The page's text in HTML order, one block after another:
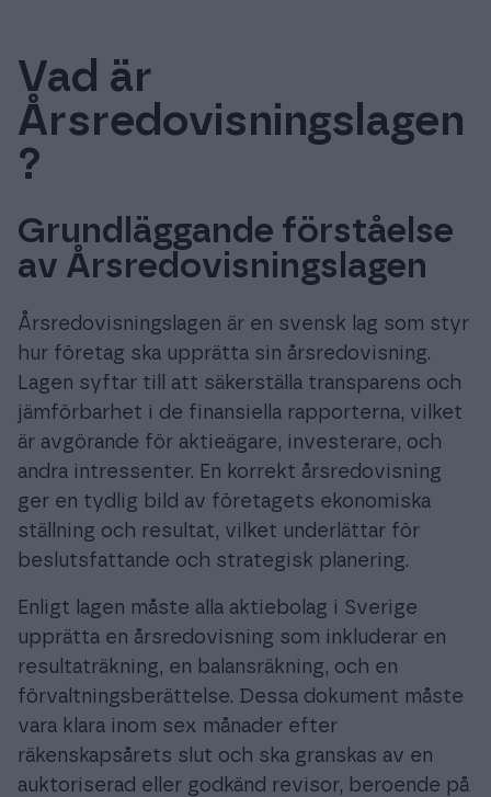
Logga in
Vad är
Årsredovisningslagen
?
Grundläggande förståelse
av Årsredovisningslagen
Årsredovisningslagen är en svensk lag som styr
hur företag ska upprätta sin årsredovisning.
Lagen syftar till att säkerställa transparens och
jämförbarhet i de finansiella rapporterna, vilket
är avgörande för aktieägare, investerare, och
andra intressenter. En korrekt årsredovisning
ger en tydlig bild av företagets ekonomiska
ställning och resultat, vilket underlättar för
beslutsfattande och strategisk planering.
Enligt lagen måste alla aktiebolag i Sverige
upprätta en årsredovisning som inkluderar en
resultaträkning, en balansräkning, och en
förvaltningsberättelse. Dessa dokument måste
vara klara inom sex månader efter
räkenskapsårets slut och ska granskas av en
auktoriserad eller godkänd revisor, beroende på